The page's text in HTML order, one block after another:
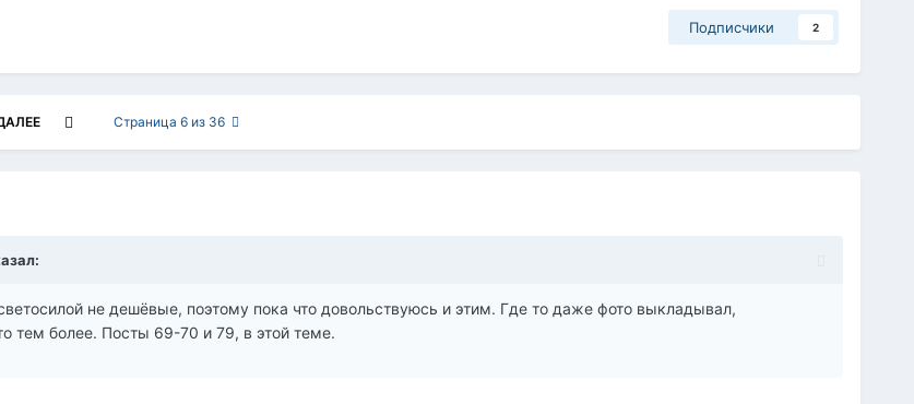
Подписчики 2
Страница 6 из 36
не дешёвые, поэтому пока что довольствуюсь и этим. Где то даже фото выкладывал,
тем более. Посты 69-70 и 79, в этой теме.